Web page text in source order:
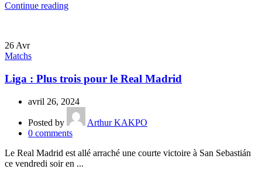
Continue reading
26 Avr
Matchs
Liga : Plus trois pour le Real Madrid
avril 26, 2024
Posted by
Arthur KAKPO
0 comments
Le Real Madrid est allé arraché une courte victoire à San Sebastián
ce vendredi soir en ...